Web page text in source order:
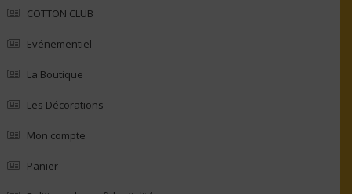
COTTON CLUB
Evénementiel
La Boutique
Les Décorations
Mon compte
Panier